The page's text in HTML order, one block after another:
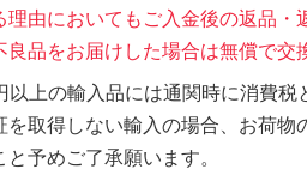
理由においてもご入金後の返品
良品をお届けした場合は無償で交
以上の輸入品には通関時に消費
を取得しない輸入の場合、お荷
と予めご了承願います。